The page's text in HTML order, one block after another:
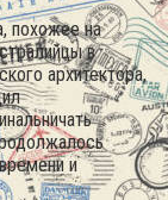
похожее на
в
архитектора,
и